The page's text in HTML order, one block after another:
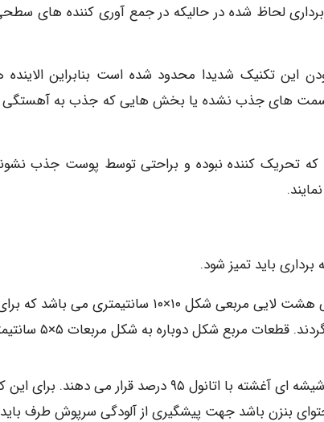
لحاظ شده در حالیکه در جمع آوری کننده های
این تکنیک شدیدا محدود شده است بنابراین
قسمت های جذب نشده یا بخش هایی که جذب به
تحریک کننده نبوده و براحتی توسط پوست جذب نشوند.
پاک کننده ها شامل دو گاز جراحی هشت لایی مربعی شکل
استفاده خواهد شد
بنزن باشد جهت پیشگیری از آلودگی سرپوش طرف باید